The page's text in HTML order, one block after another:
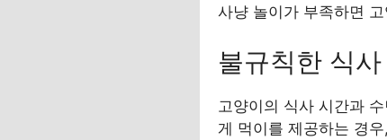
사냥 놀이가 부족하면
불규칙한 식
고양이의 식사 시간과
게 먹이를 제공하는 경